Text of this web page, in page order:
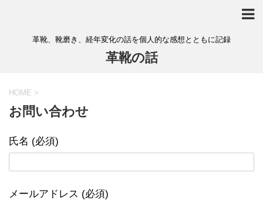
革靴、靴磨き、経年変化の話を個人的な感想とともに記録
革靴の話
HOME >
お問い合わせ
氏名 (必須)
メールアドレス (必須)